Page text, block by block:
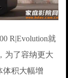
R|Evolution就
为了容纳更大
体积大幅增